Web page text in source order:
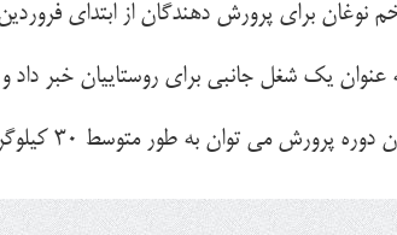
عنوان یک شغل جانبی برای روستاییان خبر
شاه حسینی افزود: تنها منبع